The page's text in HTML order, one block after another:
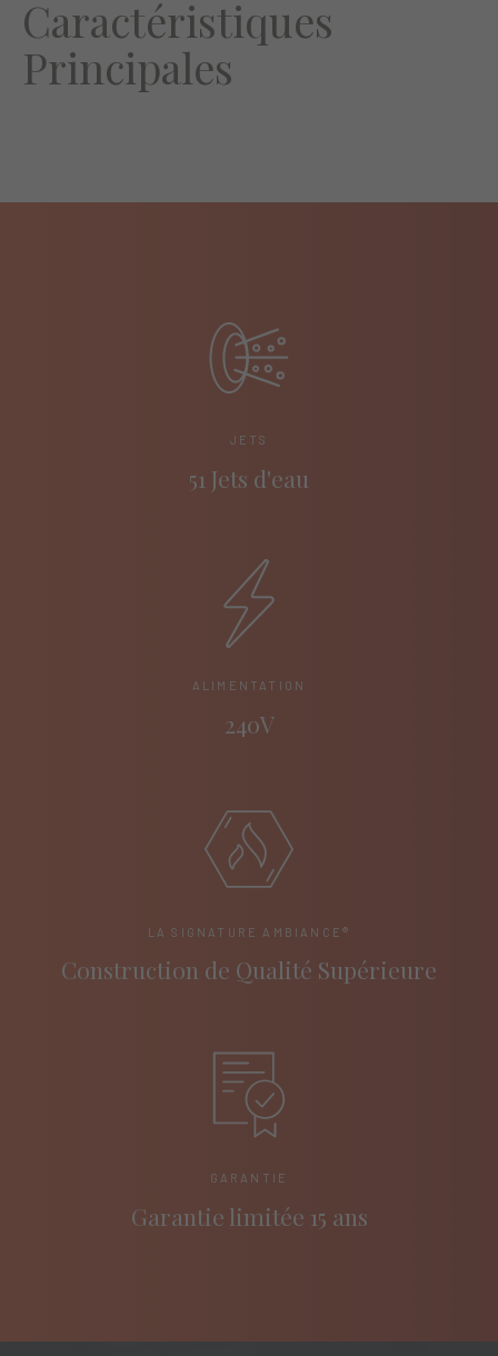
Caractéristiques
Principales
JETS
51 Jets d'eau
ALIMENTATION
240V
LA SIGNATURE AMBIANCE®
Construction de Qualité Supérieure
GARANTIE
Garantie limitée 15 ans